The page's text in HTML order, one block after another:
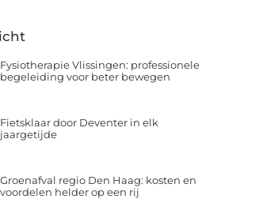
Fysiotherapie Vlissingen: professionele
begeleiding voor beter bewegen
Fietsklaar door Deventer in elk
jaargetijde
Groenafval regio Den Haag: kosten en
voordelen helder op een rij